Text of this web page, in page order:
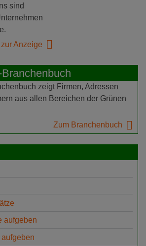
sind
zur Anzeige
zeigt Firmen, Adressen
aus allen Bereichen der Grünen
Zum Branchenbuch
aufgeben